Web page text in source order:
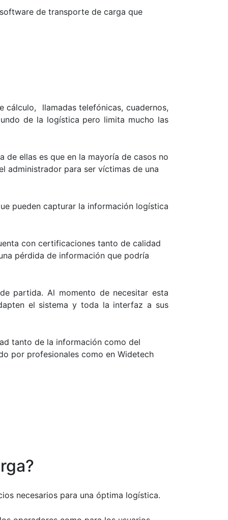
de transporte de carga que
cálculo, llamadas telefónicas, cuadernos,
de la logística pero limita mucho las
ellas es que en la mayoría de casos no
administrador para ser víctimas de una
pueden capturar la información logística
con certificaciones tanto de calidad
pérdida de información que podría
partida. Al momento de necesitar esta
el sistema y toda la interfaz a sus
tanto de la información como del
por profesionales como en Widetech
necesarios para una óptima logística.